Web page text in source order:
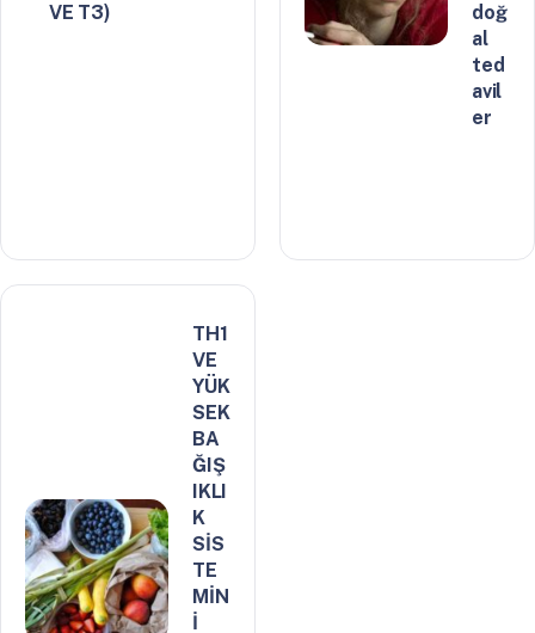
VE T3)
doğ
al
ted
avil
er
TH1
VE
YÜK
SEK
BA
ĞIŞ
IKLI
K
SİS
TE
MİN
İ